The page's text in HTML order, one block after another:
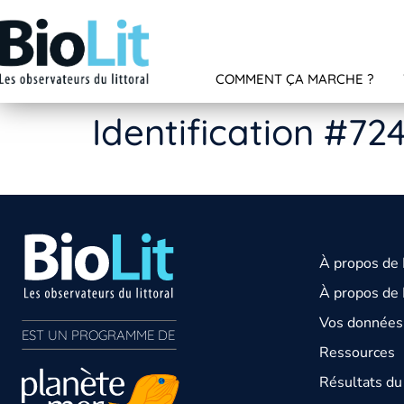
COMMENT ÇA MARCHE ?
Identification
EST UN PROGRAMME DE
À propos de
À propos de
Vos
Ressources
Résultats